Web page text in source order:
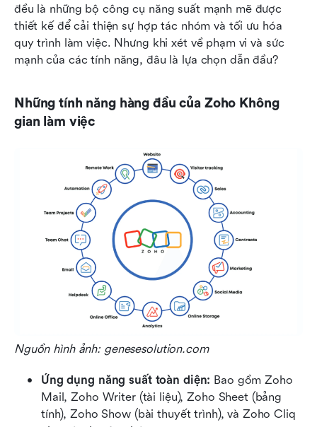
đều là những bộ công cụ năng suất mạnh mẽ được
thiết kế để cải thiện sự hợp tác nhóm và tối ưu hóa
quy trình làm việc. Nhưng khi xét về phạm vi và sức
mạnh của các tính năng, đâu là lựa chọn dẫn đầu?
Những tính năng hàng đầu của Zoho Không
gian làm việc
Nguồn hình ảnh: genesesolution.com
Ứng dụng năng suất toàn diện: Bao gồm Zoho
Mail, Zoho Writer (tài liệu), Zoho Sheet (bảng
tính), Zoho Show (bài thuyết trình), và Zoho Cliq